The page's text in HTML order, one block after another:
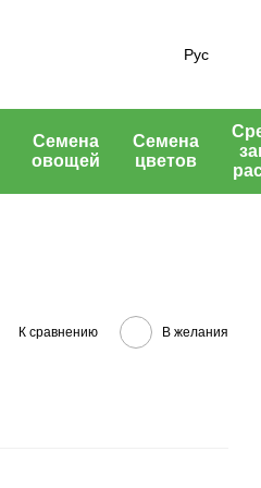
Рус
Семена
овощей
Семена
цветов
К сравнению В желания